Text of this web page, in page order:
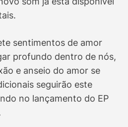
sentimentos de amor
profundo dentro de nós,
e anseio do amor se
seguirão este
no lançamento do EP